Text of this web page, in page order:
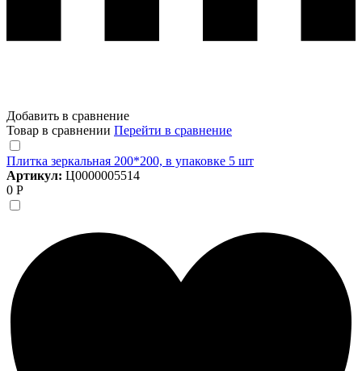
Добавить в сравнение
Товар в сравнении Перейти в сравнение
Плитка зеркальная 200*200, в упаковке 5 шт
Артикул: Ц0000005514
0 Р